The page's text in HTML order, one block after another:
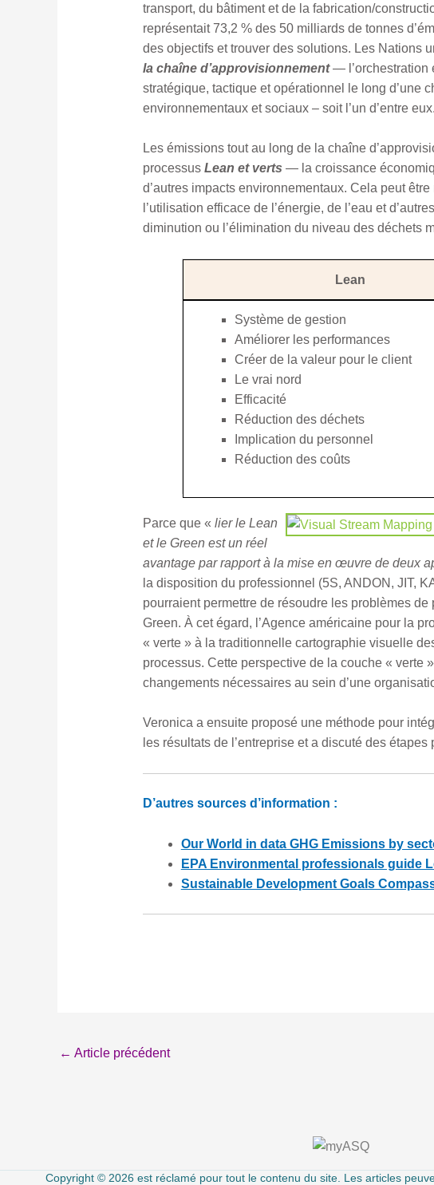
transport, du bâtiment et de la fabrication/
représentait 73,2 % des 50 milliards de tonnes
des objectifs et trouver des solutions. Les Nations
la chaîne d’approvisionnement— l’orchestration
stratégique, tactique et opérationnel le long d’une
environnementaux et sociaux – soit l’un d’entre eux.
Les émissions tout au long de la chaîne
processus Lean et verts — la croissance
d’autres impacts environnementaux. Cela peut
l’utilisation efficace de l’énergie, de l’eau et
diminution ou l’élimination du niveau des déchets
Lean
Système de gestion
Améliorer les performances
Créer de la valeur pour le client
Le vrai nord
Efficacité
Réduction des déchets
Implication du personnel
Réduction des coûts
Parce que « lier le Lean
et le Green est un réel
avantage par rapport à la mise en œuvre de deux
la disposition du professionnel (5S, ANDON, JIT,
pourraient permettre de résoudre les problèmes
Green. À cet égard, l’Agence américaine pour la
« verte » à la traditionnelle cartographie visuelle
processus. Cette perspective de la couche « verte
changements nécessaires au sein d’une
Veronica a ensuite proposé une méthode pour
les résultats de l’entreprise et a discuté des
D’autres sources d’information :
Our World in data GHG Emissions by
EPA Environmental professionals guide
Sustainable Development Goals
← Article précédent
Copyright © 2026 est réclamé pour tout le contenu du site. Les articles